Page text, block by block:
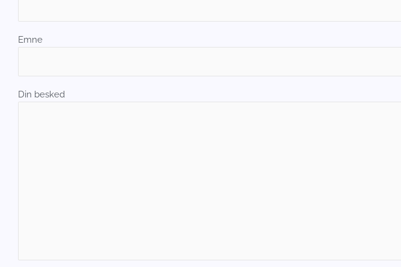
Emne
Din besked